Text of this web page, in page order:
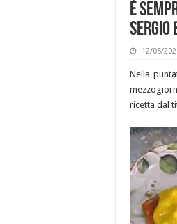
È
Sergio
12/05/
Nella
ricetta dal